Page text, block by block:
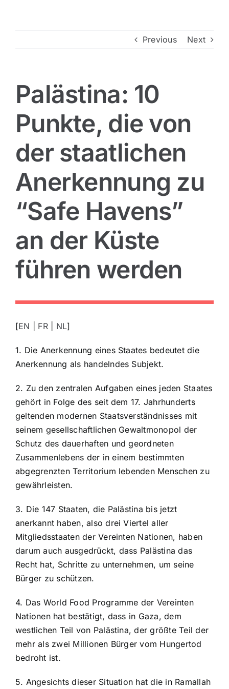
Previous Next
Palästina: 10
Punkte, die von
der staatlichen
Anerkennung zu
“Safe Havens”
an der Küste
führen werden
View
Larger
Image
[EN FR| NL]
1. Die Anerkennung eines Staates bedeutet die
Anerkennung als handelndes Subjekt.
2. Zu den zentralen Aufgaben eines jeden Staates
gehört in Folge des seit dem 17. Jahrhunderts
geltenden modernen Staatsverständnisses mit
seinem gesellschaftlichen Gewaltmonopol der
Schutz des dauerhaften und geordneten
Zusammenlebens der in einem bestimmten
abgegrenzten Territorium lebenden Menschen zu
gewährleisten.
3. Die 147 Staaten, die Palästina bis jetzt
anerkannt haben, also drei Viertel aller
Mitgliedsstaaten der Vereinten Nationen, haben
darum auch ausgedrückt, dass Palästina das
Recht hat, Schritte zu unternehmen, um seine
Bürger zu schützen.
4. Das World Food Programme der Vereinten
Nationen hat bestätigt, dass in Gaza, dem
westlichen Teil von Palästina, der größte Teil der
mehr als zwei Millionen Bürger vom Hungertod
bedroht ist.
5. Angesichts dieser Situation hat die in Ramallah